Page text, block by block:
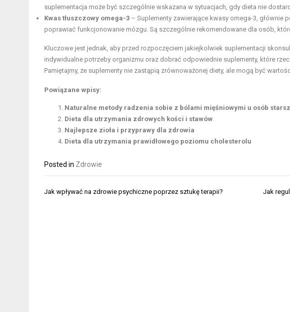
suplementacja może być szczególnie wskazana w sytuacjach, gdy dieta nie
Kwas tłuszczowy omega-3 – Suplementy zawierające kwasy omega-3,
poprawiać funkcjonowanie mózgu. Są szczególnie rekomendowane dla osób,
Kluczowe jest jednak, aby przed rozpoczęciem jakiejkolwiek suplementacji
indywidualne potrzeby organizmu oraz dobrać odpowiednie suplementy, które
Pamiętajmy, że suplementy nie zastąpią zrównoważonej diety, ale mogą być
Powiązane wpisy:
Naturalne metody radzenia sobie z bólami mięśniowymi u osób
Dieta dla utrzymania zdrowych kości i stawów
Najlepsze zioła i przyprawy dla zdrowia
Dieta dla utrzymania prawidłowego poziomu cholesterolu
Posted in Zdrowie
Nawigacja
Jak wpływać na zdrowie psychiczne poprzez sztukę terapii? Jak